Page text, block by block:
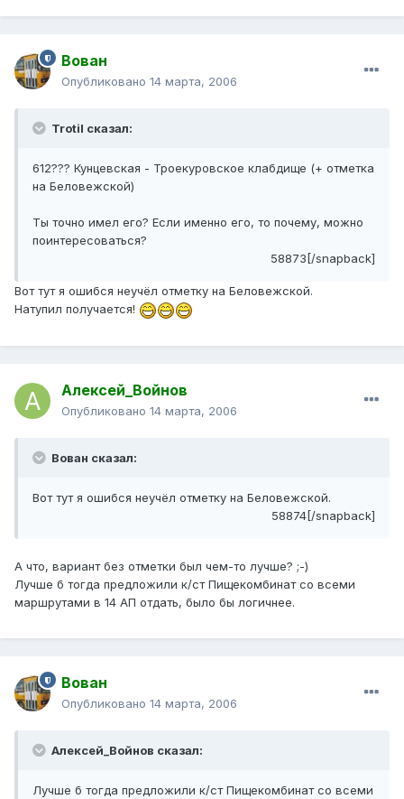
Вован
Опубликовано 14 марта, 2006
Trotil сказал:
612??? Кунцевская - Троекуровское клабдище (+ отметка
на Беловежской)
Ты точно имел его? Если именно его, то почему, можно
поинтересоваться?
58873[/snapback]
Вот тут я ошибся неучёл отметку на Беловежской.
Натупил получается!
Алексей_Войнов
Опубликовано 14 марта, 2006
Вован сказал:
Вот тут я ошибся неучёл отметку на Беловежской.
58874[/snapback]
А что, вариант без отметки был чем-то лучше? ;-)
Лучше б тогда предложили к/ст Пищекомбинат со всеми
маршрутами в 14 АП отдать, было бы логичнее.
Вован
Опубликовано 14 марта, 2006
Алексей_Войнов сказал:
Лучше б тогда предложили к/ст Пищекомбинат со всеми